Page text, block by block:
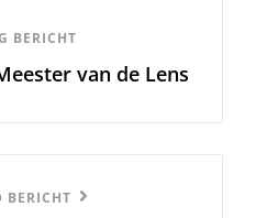
BERICHT
van de Lens
BERICHT